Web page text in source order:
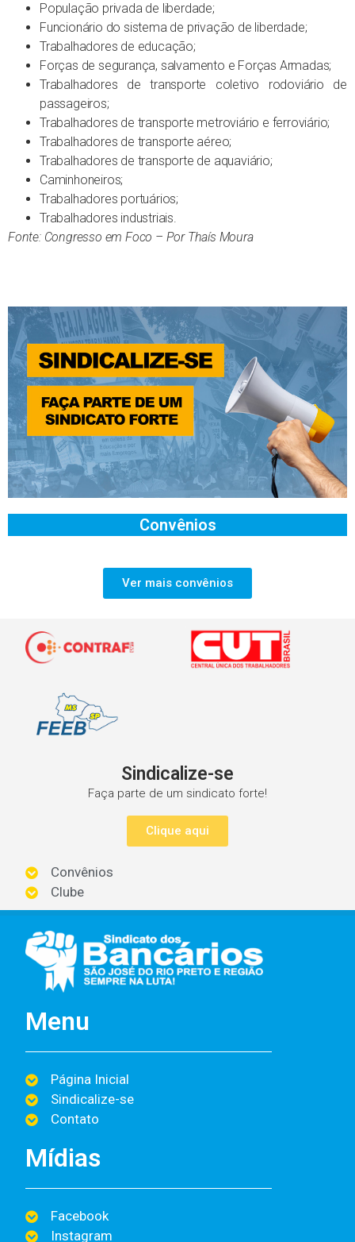
População privada de liberdade;
Funcionário do sistema de privação de liberdade;
Trabalhadores de educação;
Forças de segurança, salvamento e Forças Armadas;
Trabalhadores de transporte coletivo rodoviário de
passageiros;
Trabalhadores de transporte metroviário e ferroviário;
Trabalhadores de transporte aéreo;
Trabalhadores de transporte de aquaviário;
Caminhoneiros;
Trabalhadores portuários;
Trabalhadores industriais.
Fonte: Congresso em Foco – Por Thaís Moura
Convênios
Ver mais convênios
Sindicalize-se
Faça parte de um sindicato forte!
Clique aqui
Convênios
Clube
Menu
Página Inicial
Sindicalize-se
Contato
Mídias
Facebook
Instagram